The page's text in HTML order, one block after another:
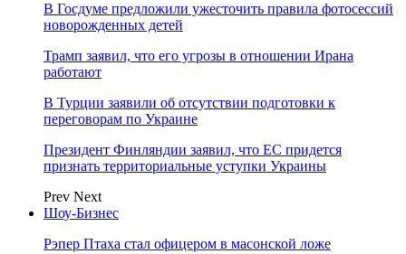
В Госдуме предложили ужесточить правила фотосессий
новорожденных детей
Трамп заявил, что его угрозы в отношении Ирана
работают
В Турции заявили об отсутствии подготовки к
переговорам по Украине
Президент Финляндии заявил, что ЕС придется
признать территориальные уступки Украины
Prev Next
Шоу-Бизнес
Рэпер Птаха стал офицером в масонской ложе